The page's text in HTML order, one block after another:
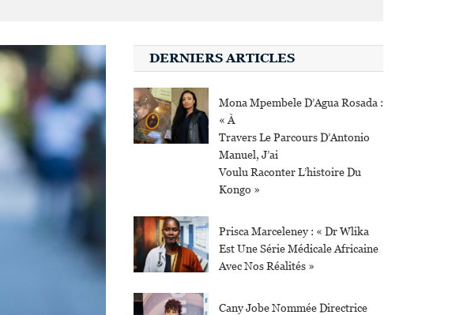
DERNIERS ARTICLES
Mona Mpembele D’Agua Rosada :
« À
Travers Le Parcours D’Antonio
Manuel, J’ai
Voulu Raconter L’histoire Du
Kongo »
Prisca Marceleney : « Dr Wlika
Est Une Série Médicale Africaine
Avec Nos Réalités »
Cany Jobe Nommée Directrice